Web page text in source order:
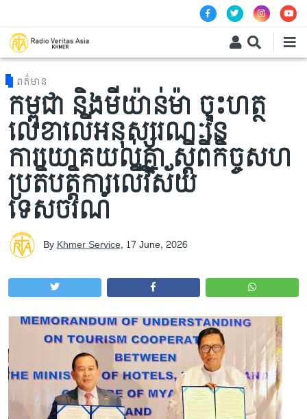
ពត៌មាន
កម្ពុជា និងមីយ៉ាន់ម៉ា ចុះហត្ថ
លេខាលើអនុស្សរណៈនៃ
ការយោគយល់គ្នា ស្តីពីកិច្ចសហ
ប្រតិបត្តិការលើវិស័យ
ទេសចរណ៍
ByKhmer Service, 17 June, 2026